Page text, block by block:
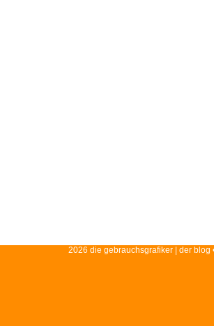
2026 die gebrauchsgrafiker | der blog